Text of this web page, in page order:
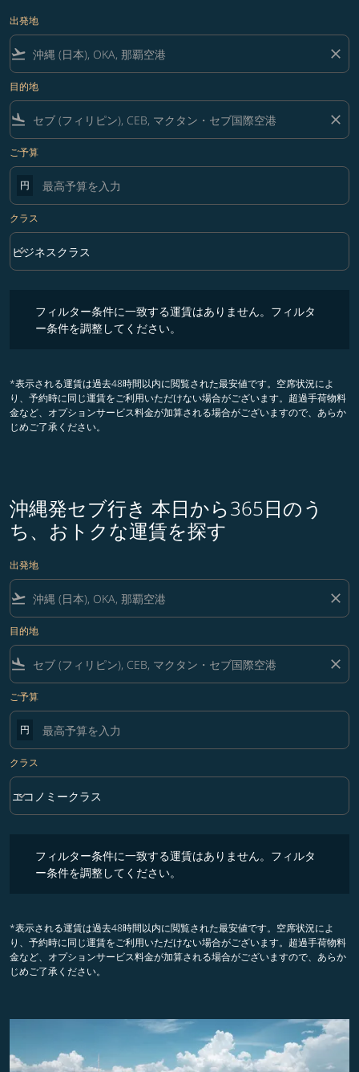
出発地
flight_takeoff close
目的地
flight_land close
ご予算
円
クラス
クラス option ビジネスクラス Selected
ビジネスクラス
keyboard_arrow_down
フィルター条件に一致する運賃はありません。フィルタ
ー条件を調整してください。
*表示される運賃は過去48時間以内に閲覧された最安値です。空席状況によ
り、予約時に同じ運賃をご利用いただけない場合がございます。超過手荷物料
金など、オプションサービス料金が加算される場合がございますので、あらか
じめご了承ください。
沖縄発セブ行き 本日から365日のう
ち、おトクな運賃を探す
出発地
flight_takeoff close
目的地
flight_land close
ご予算
円
クラス
クラス option エコノミークラス Selected
エコノミークラス
keyboard_arrow_down
フィルター条件に一致する運賃はありません。フィルタ
ー条件を調整してください。
*表示される運賃は過去48時間以内に閲覧された最安値です。空席状況によ
り、予約時に同じ運賃をご利用いただけない場合がございます。超過手荷物料
金など、オプションサービス料金が加算される場合がございますので、あらか
じめご了承ください。